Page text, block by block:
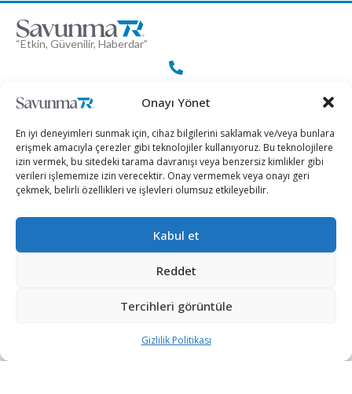
Onayı Yönet
En iyi deneyimleri sunmak için, cihaz bilgilerini saklamak ve/veya bunlara
erişmek amacıyla çerezler gibi teknolojiler kullanıyoruz. Bu teknolojilere
izin vermek, bu sitedeki tarama davranışı veya benzersiz kimlikler gibi
verileri işlememize izin verecektir. Onay vermemek veya onayı geri
çekmek, belirli özellikleri ve işlevleri olumsuz etkileyebilir.
Kabul et
Reddet
Tercihleri görüntüle
Gizlilik Politikası
“Etkin, Güvenilir, Haberdar”
+90 530 308 17 96
iletisim@savunmatr.com
2026 © Savunma TR. Tüm Hakları Saklıdır.
Siber Güvenlik
Teknoloji
Politika